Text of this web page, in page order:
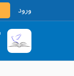
به
‫ورود